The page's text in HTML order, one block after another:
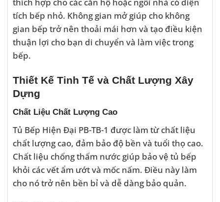
tích bếp nhỏ. Không gian mở giúp cho không
gian bếp trở nên thoải mái hơn và tạo điều kiện
thuận lợi cho bạn di chuyển và làm việc trong
bếp.
Thiết Kế Tinh Tế và Chất Lượng Xây
Dựng
Chất Liệu Chất Lượng Cao
Tủ Bếp Hiện Đại PB-TB-1 được làm từ chất liệu
chất lượng cao, đảm bảo độ bền và tuổi thọ cao.
Chất liệu chống thấm nước giúp bảo vệ tủ bếp
khỏi các vết ẩm ướt và mốc nấm. Điều này làm
cho nó trở nên bền bỉ và dễ dàng bảo quản.